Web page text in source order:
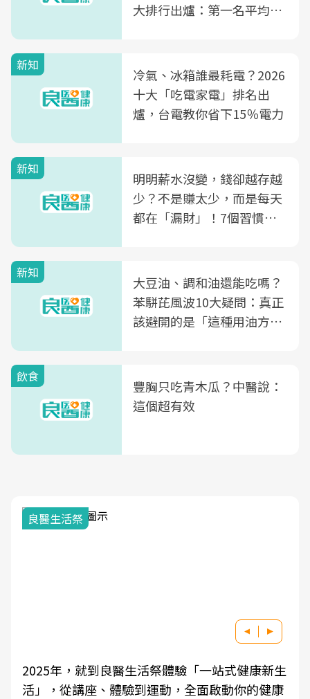
大排行出爐：第一名平均一
新知
冷氣、冰箱誰最耗電？2026
十大「吃電家電」排名出
爐，台電教你省下15％電力
新知
明明薪水沒變，錢卻越存越
少？不是賺太少，而是每天
都在「漏財」！7個習慣一
新知
大豆油、調和油還能吃嗎？
苯駢芘風波10大疑問：真正
該避開的是「這種用油方
飲食
豐胸只吃青木瓜？中醫說：
這個超有效
良醫生活祭
2025年，就到良醫生活祭體驗「一站式健康新生
活」，從講座、體驗到運動，全面啟動你的健康